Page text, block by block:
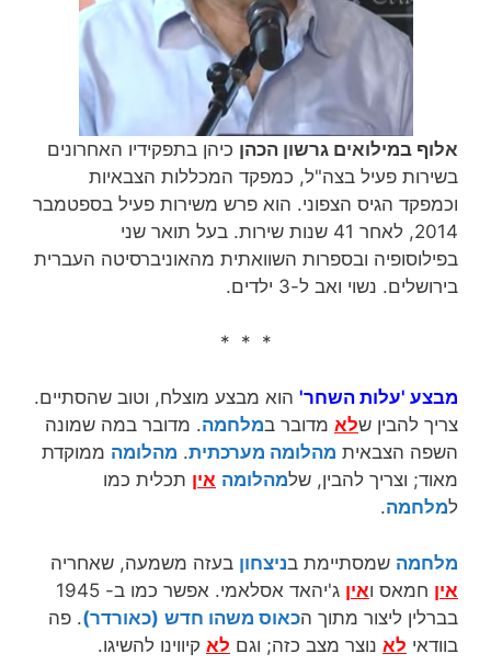
אלוף במילואים גרשון הכהן כיהן בתפקידיו האחרונים
בשירות פעיל בצה"ל, כמפקד המכללות הצבאיות
וכמפקד הגיס הצפוני. הוא פרש משירות פעיל בספטמבר
2014, לאחר 41 שנות שירות‏. בעל תואר שני
בפילוסופיה ובספרות השוואתית מהאוניברסיטה העברית
בירושלים. נשוי ואב ל-3 ילדים.
* * *
מבצע 'עלות השחר' הוא מבצע מוצלח, וטוב שהסתיים.
צריך להבין שלא מדובר במלחמה. מדובר במה שמונה
השפה הצבאית מהלומה מערכתית. מהלומה ממוקדת
מאוד; וצריך להבין, שלמהלומה אין תכלית כמו
למלחמה.
מלחמה שמסתיימת בניצחון בעזה משמעה, שאחריה
אין חמאס ואין
ג'יהאד אסלאמי. אפשר כמו ב- 1945
בברלין ליצור מתוך הכאוס משהו חדש (כאורדר). פה
בוודאי לא נוצר מצב כזה; וגם לא קיווינו להשיגו.